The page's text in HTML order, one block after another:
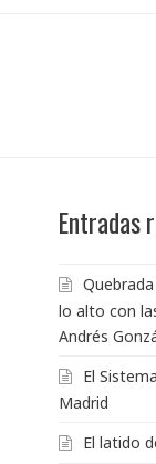
Entradas
lo alto con
Andrés
El
Madrid
El latido